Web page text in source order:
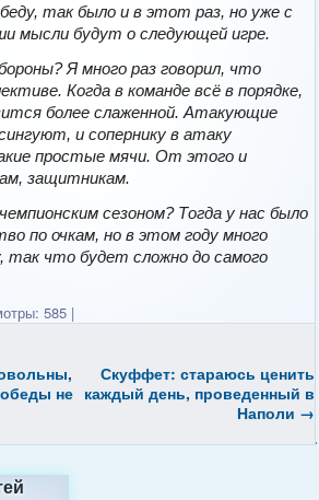
так было и в этот раз, но уже с
мысли будут о следующей игре.
Я много раз говорил, что
Когда в команде всё в порядке,
более слаженной. Атакующие
и сопернику в атаку
простые мячи. От этого и
защитникам.
сезоном? Тогда у нас было
по очкам, но в этом году много
так что будет сложно до самого
585 |
не
Скуффет: стараюсь ценить
каждый день, проведенный в
Наполи →